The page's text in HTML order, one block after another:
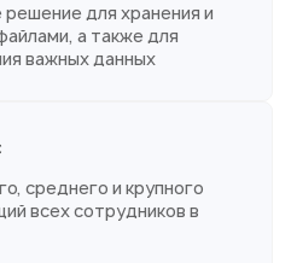
для хранения и
а также для
важных данных
среднего и крупного
всех сотрудников в